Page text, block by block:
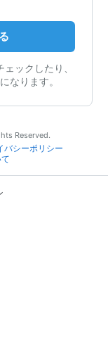
ックしたり、
なります。
Reserved.
バシーポリシー